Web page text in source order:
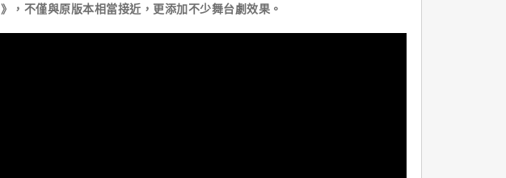
，不僅與原版本相當接近，更添加不少舞台劇效果。